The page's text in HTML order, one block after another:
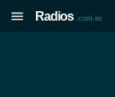
Radios .com.ec